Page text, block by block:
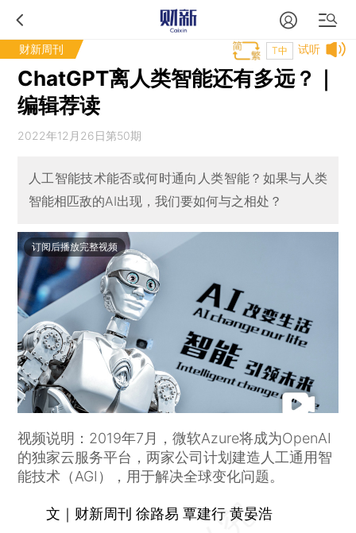
财新周刊 试听
T中
ChatGPT离人类智能还有多远？｜
编辑荐读
2022年12月26日第50期
人工智能技术能否或何时通向人类智能？如果与人类
智能相匹敌的AI出现，我们要如何与之相处？
订阅后播放完整视频
视频说明：2019年7月，微软Azure将成为OpenAI
的独家云服务平台，两家公司计划建造人工通用智
能技术（AGI），用于解决全球变化问题。
文｜财新周刊 徐路易 覃建行 黄晏浩